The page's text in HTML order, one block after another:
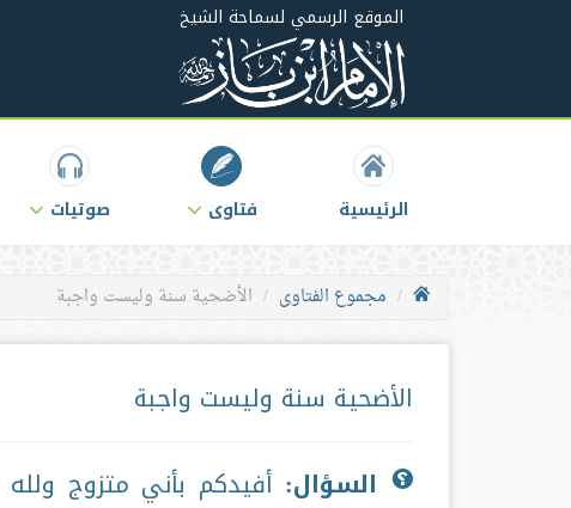
الموقع الرسمي لسماحة الشيخ
الرئيسية فتاوى صوتيات
مجموع الفتاوى الأضحية سنة وليست واجبة
الأضحية سنة وليست واجبة
السؤال: أفيدكم بأني متزوج